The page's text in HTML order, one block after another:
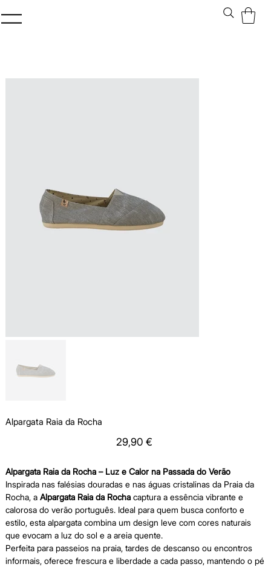
Alpargata Raia da Rocha
Price
29,90 €
Alpargata Raia da Rocha – Luz e Calor na Passada do Verão
Inspirada nas falésias douradas e nas águas cristalinas da Praia da
Rocha, a Alpargata Raia da Rochacaptura a essência vibrante e
calorosa do verão português. Ideal para quem busca conforto e
estilo, esta alpargata combina um design leve com cores naturais
que evocam a luz do sol e a areia quente.
Perfeita para passeios na praia, tardes de descanso ou encontros
informais, oferece frescura e liberdade a cada passo, mantendo o pé